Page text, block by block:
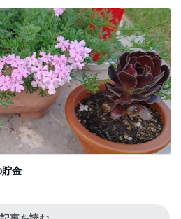
金
記事を読む